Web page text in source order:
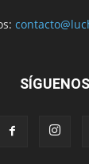
SÍGUENOS